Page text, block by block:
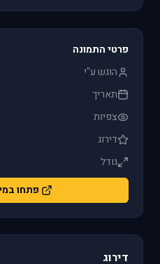
פרטי התמונה
הוגש ע"י
תאריך
צפיות
דירוג
גודל
פתחו
דירוג